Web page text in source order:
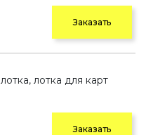
Заказать
лотка для карт
Заказать